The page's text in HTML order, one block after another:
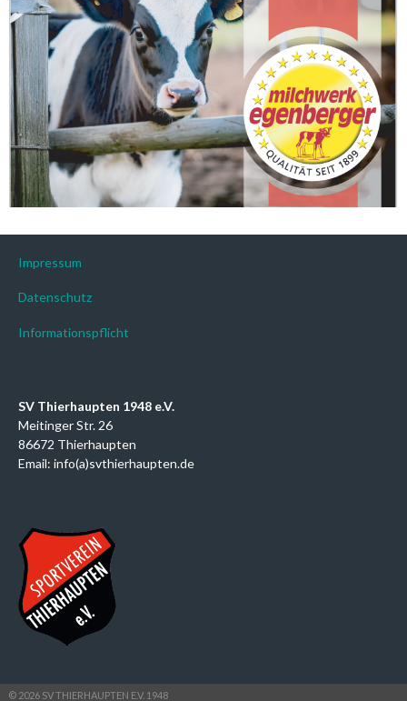
Impressum
Datenschutz
Informationspflicht
SV Thierhaupten 1948 e.V.
Meitinger Str. 26
86672 Thierhaupten
Email: info(a)svthierhaupten.de
© 2026 SV THIERHAUPTEN E.V. 1948